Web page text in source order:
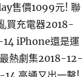
售價1099元! 聯
買充電器2018-
14 iPhone還是運
熱劇集2018-12-